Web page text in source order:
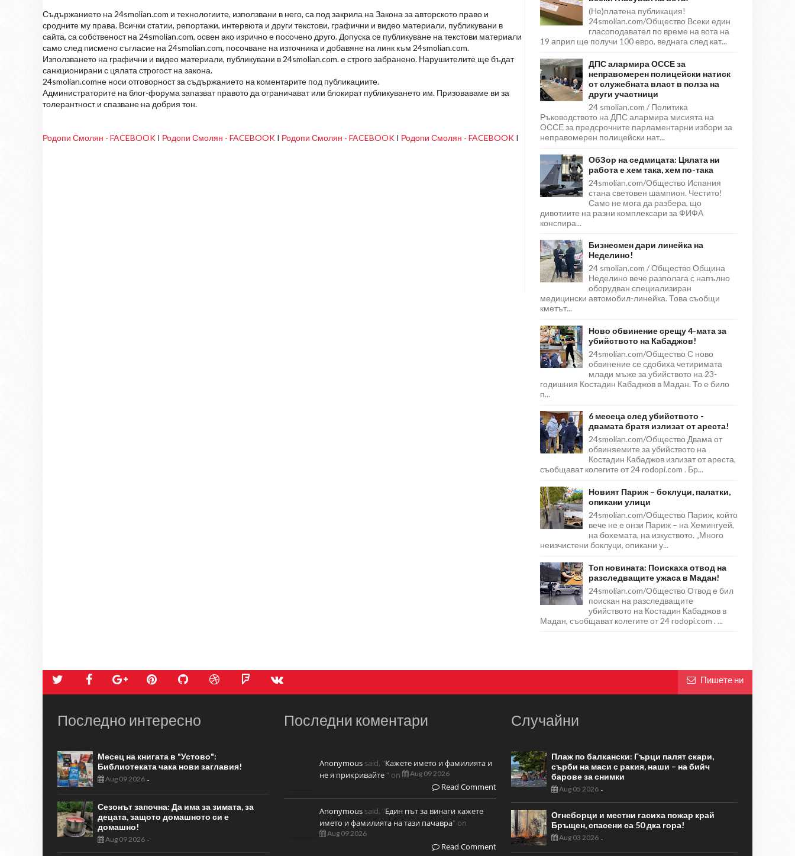
Съдържанието на 24smolian.com и технологиите, използвани в него, са под закрила на Закона за авторското право и
сродните му права. Всички статии, репортажи, интервюта и други текстови, графични и видео материали, публикувани в
сайта, са собственост на 24smolian.com, освен ако изрично е посочено друго. Допуска се публикуване на текстови материали
само след писмено съгласие на 24smolian.com, посочване на източника и добавяне на линк към 24smolian.com.
Използването на графични и видео материали, публикувани в 24smolian.com. е строго забранено. Нарушителите ще бъдат
санкционирани с цялата строгост на закона.
24smolian.comне носи отговорност за съдържанието на коментарите под публикациите.
Администраторите на блог-форума запазват правото да ограничават или блокират публикуването им. Призоваваме ви за
толерантност и спазване на добрия тон.
Родопи Смолян - FACEBOOK I Родопи Смолян - FACEBOOK I Родопи Смолян - FACEBOOK I Родопи Смолян - FACEBOOK I
(Не)платена публикация!
24smolian.com/Общество Всеки един
гласоподавател по време на вота на
19 април ще получи 100 евро, веднага след кат...
ДПС алармира ОССЕ за
неправомерен полицейски натиск
от служебната власт в полза на
други участници
24 smolian.com / Политика
Ръководството на ДПС алармира мисията на
ОССЕ за предсрочните парламентарни избори за
неправомерен полицейски нат...
ОбЗор на седмицата: Цялата ни
работа е хем така, хем по-така
24smolian.com/Общество Испания
стана световен шампион. Честито!
Само не мога да разбера, що
дивотиите на разни комплексари за ФИФА
конспира...
Бизнесмен дари линейка на
Неделино!
24 smolian.com / Общество Община
Неделино вече разполага с напълно
оборудван специализиран
медицински автомобил-линейка. Това съобщи
кметът...
Ново обвинение срещу 4-мата за
убийството на Кабаджов!
24smolian.com/Общество С ново
обвинение се сдобиха четиримата
млади мъже за убийството на 23-
годишния Костадин Кабаджов в Мадан. То е било
п...
6 месеца след убийството -
двамата братя излизат от ареста!
24smolian.com/Общество Двама от
обвиняемите за убийството на
Костадин Кабаджов излизат от ареста,
съобщават колегите от 24 rodopi.com . Бр...
Новият Париж – боклуци, палатки,
опикани улици
24smolian.com/Общество Париж, който
вече не е онзи Париж – на Хемингуей,
на бохемата, на изкуството. „Много
неизчистени боклуци, опикани у...
Топ новината: Поискаха отвод на
разследващите ужаса в Мадан!
24smolian.com/Общество Отвод е бил
поискан на разследващите
убийството на Костадин Кабаджов в
Мадан, съобщават колегите от 24 rodopi.com . ...
Пишете ни
Последно интересно
Месец на книгата в "Устово":
Библиотеката чака нови заглавия!
Aug 09 2026 -
Сезонът започна: Да има за зимата, за
децата, защото домашното си е
домашно!
Aug 09 2026 -
Последни коментари
Anonymous said, "Кажете името и фамилията и
не я прикривайте " on Aug 09 2026
Read Comment
Anonymous said, "Един път за винаги кажете
името и фамилията на тази пачавра" on
Aug 09 2026
Read Comment
Случайни
Плаж по балкански: Гърци палят скари,
сърби на маси с ракия, наши – на бийч
барове за снимки
Aug 05 2026-
Огнеборци и местни гасиха пожар край
Бръщен, спасени са 50 дка гора!
Aug 03 2026-